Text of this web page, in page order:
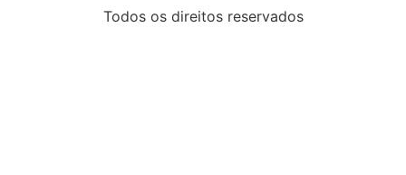
Todos os direitos reservados